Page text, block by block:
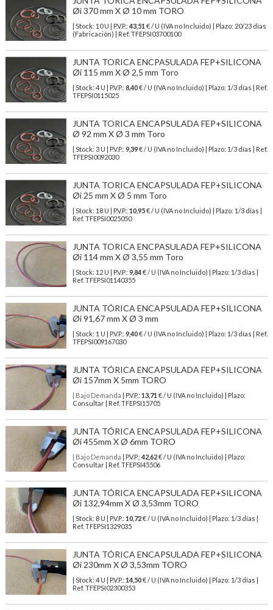
Øi 370 mm X Ø 10 mm TORO
| Stock: 10 U | P.V.P.: 43,51 €/ U (IVA no Incluido)
| Plazo: 20/23 días
(Fabricación) | Ref. TFEPSI03700100
JUNTA TORICA ENCPASULADA FEP+SILICONA
Øi 115 mm X Ø 2,5 mm Toro
| Stock: 4 U | P.V.P.: 8,40€/ U (IVA no Incluido)
| Plazo: 1/3 días | Ref.
TFEPSI0115025
JUNTA TORICA ENCAPSULADA FEP+SILICONA
Ø 92 mm X Ø 3 mm Toro
| Stock: 3 U | P.V.P.: 9,39€/ U (IVA no Incluido)
| Plazo: 1/3 días | Ref.
TFEPSI0092030
JUNTA TORICA ENCAPSULADA FEP+SILICONA
Øi 25 mm X Ø 5 mm Toro
| Stock: 18 U | P.V.P.: 10,95€/ U (IVA no Incluido)
| Plazo: 1/3 días |
Ref. TFEPSI0025050
JUNTA TORICA ENCPASULADA FEP+SILICONA
Øi 114 mm X Ø 3,55 mm Toro
| Stock: 12 U | P.V.P.: 9,84€/ U (IVA no Incluido)
| Plazo: 1/3 días |
Ref. TFEPSI01140355
JUNTA TÓRICA ENCAPSULADA FEP+SILICONA
Øi 91,67 mm X Ø 3 mm
| Stock: 1 U | P.V.P.: 9,40€/ U (IVA no Incluido)
| Plazo: 1/3 días | Ref.
TFEPSI009167030
JUNTA TÓRICA ENCAPSULADA FEP+SILICONA
Øi 157mm X 5mm TORO
| Bajo Demanda | P.V.P.: 13,71 € / U (IVA no Incluido) | Plazo:
Consultar | Ref. TFEPSI15705
JUNTA TÓRICA ENCAPSULADA FEP+SILICONA
Øi 455mm X Ø 6mm TORO
| Bajo Demanda | P.V.P.: 42,62€ / U (IVA no Incluido) | Plazo:
Consultar | Ref. TFEPSI45506
JUNTA TÓRICA ENCAPSULADA FEP+SILICONA
Øi 132,94mm X Ø 3,53mm TORO
| Stock: 8 U | P.V.P.: 10,72€/ U (IVA no Incluido)
| Plazo: 1/3 días |
Ref. TFEPSI1329035
JUNTA TÓRICA ENCAPSULADA FEP+SILICONA
Øi 230mm X Ø 3,53mm TORO
| Stock: 4 U | P.V.P.: 14,50€/ U (IVA no Incluido)
| Plazo: 1/3 días |
Ref. TFEPSI02300353